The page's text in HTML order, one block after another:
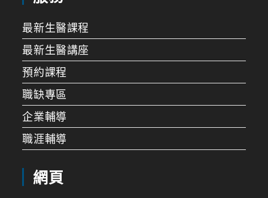
最新生醫課程
最新生醫講座
預約課程
職缺專區
企業輔導
職涯輔導
網頁